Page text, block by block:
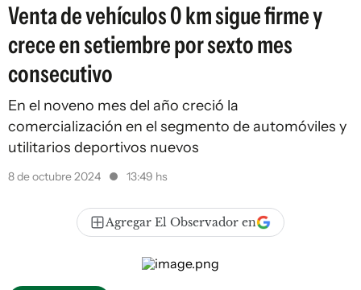
Venta de vehículos 0 km sigue firme y
crece en setiembre por sexto mes
consecutivo
En el noveno mes del año creció la
comercialización en el segmento de automóviles y
utilitarios deportivos nuevos
8 de octubre 2024 13:49 hs
Agregar El Observador en